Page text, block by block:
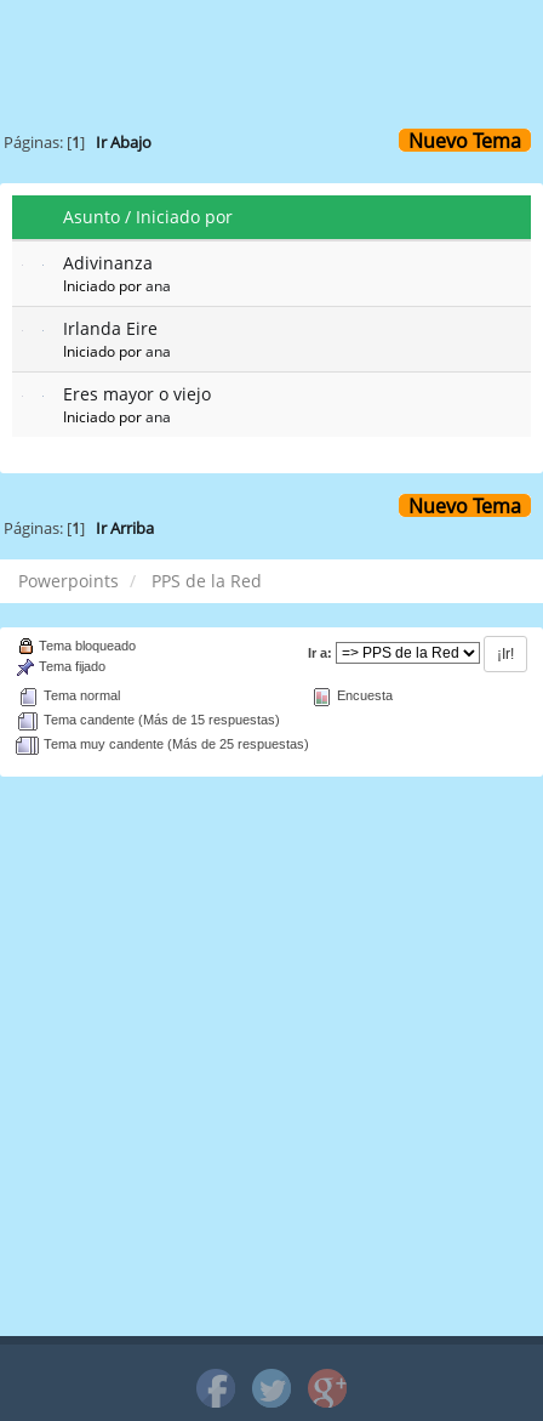
Páginas: [1] Ir Abajo Nuevo Tema
Asunto / Iniciado por
Adivinanza
Iniciado porana
Irlanda Eire
Iniciado porana
Eres mayor o viejo
Iniciado porana
Nuevo Tema
Páginas: [1] Ir Arriba
Powerpoints PPS de la Red
Ir a:
Tema normal
Tema candente (Más de 15 respuestas)
Tema muy candente (Más de 25 respuestas)
Tema bloqueado
Tema fijado
Encuesta